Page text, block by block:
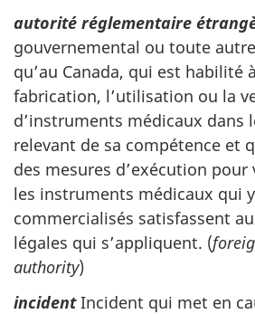
autorité réglementaire
gouvernemental ou toute
qu’au Canada, qui est habilité
fabrication, l’utilisation ou la
d’instruments médicaux dans
relevant de sa compétence et
des mesures d’exécution pour
les instruments médicaux qui
commercialisés satisfassent
légales qui s’appliquent. (
authority)
incidentIncident qui met en